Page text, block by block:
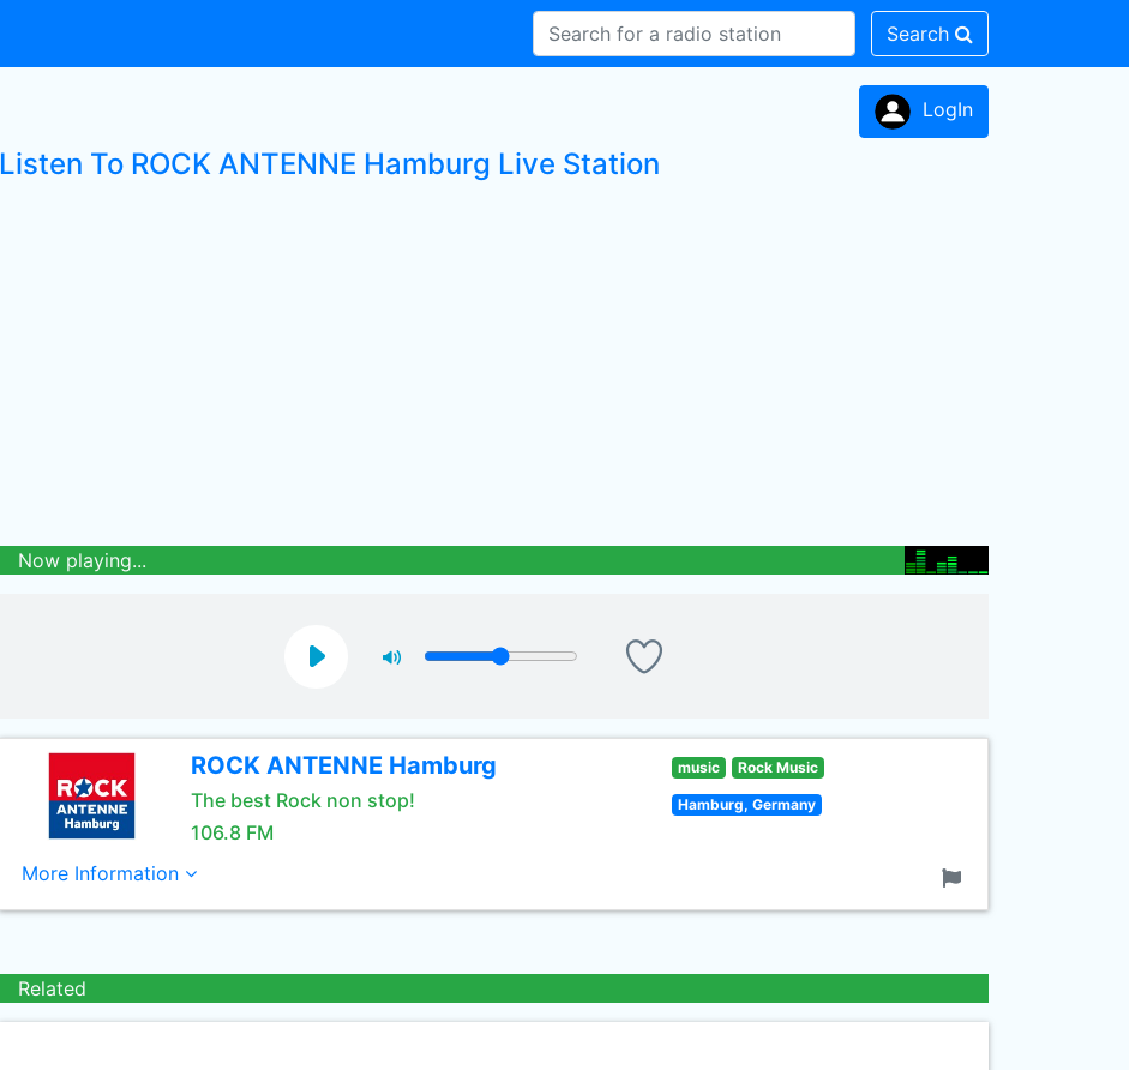
Search
LogIn
Listen To ROCK ANTENNE Hamburg Live Station
Now playing...
ROCK ANTENNE Hamburg
The best Rock non stop!
106.8 FM
music Rock Music
Hamburg, Germany
More Information
Related